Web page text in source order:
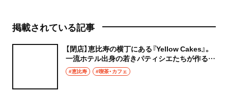
掲載されている記事
【閉店】恵比寿の横丁にある『Yellow Cakes』。
一流ホテル出身の若きパティシエたちが作る宝
石ケーキで至福のカフェタイム
#恵比寿 #喫茶・カフェ